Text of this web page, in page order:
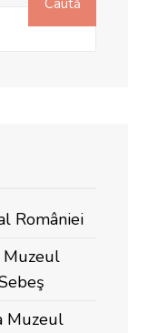
României
Muzeul